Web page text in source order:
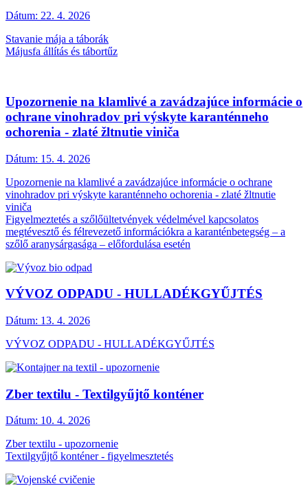
Dátum: 22. 4. 2026
Stavanie mája a táborák
Májusfa állítás és tábortűz
Upozornenie na klamlivé a zavádzajúce informácie o
ochrane vinohradov pri výskyte karanténneho
ochorenia - zlaté žltnutie viniča
Dátum: 15. 4. 2026
Upozornenie na klamlivé a zavádzajúce informácie o ochrane
vinohradov pri výskyte karanténneho ochorenia - zlaté žltnutie
viniča
Figyelmeztetés a szőlőültetvények védelmével kapcsolatos
megtévesztő és félrevezető információkra a karanténbetegség – a
szőlő aranysárgasága – előfordulása esetén
VÝVOZ ODPADU - HULLADÉKGYŰJTÉS
Dátum: 13. 4. 2026
VÝVOZ ODPADU - HULLADÉKGYŰJTÉS
Zber textilu - Textilgyűjtő konténer
Dátum: 10. 4. 2026
Zber textilu - upozornenie
Textilgyűjtő konténer - figyelmesztetés